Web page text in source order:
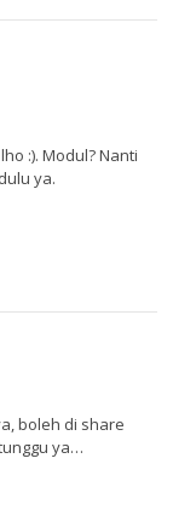
:). Modul? Nanti
ya.
boleh di share
ya…